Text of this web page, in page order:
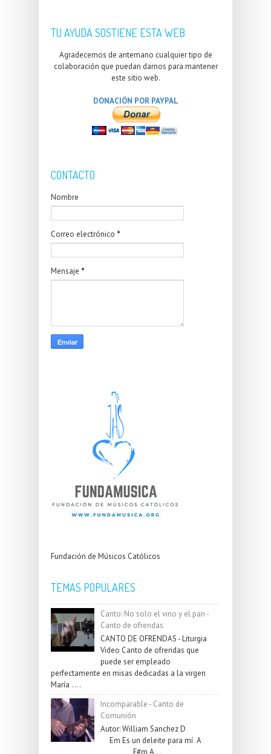
TU AYUDA SOSTIENE ESTA WEB
Agradecemos de antemano cualquier tipo de
colaboración que puedan darnos para mantener
este sitio web.
DONACIÓN POR PAYPAL
CONTACTO
Nombre
Correo electrónico *
Mensaje *
Fundación de Músicos Católicos
TEMAS POPULARES
Canto: No solo el vino y el pan -
Canto de ofrendas
CANTO DE OFRENDAS - Liturgia
Video Canto de ofrendas que
puede ser empleado
perfectamente en misas dedicadas a la virgen
María . ...
Incomparable - Canto de
Comunión
Autor: William Sanchez D
Em Es un deleite para mí A
F#m A...